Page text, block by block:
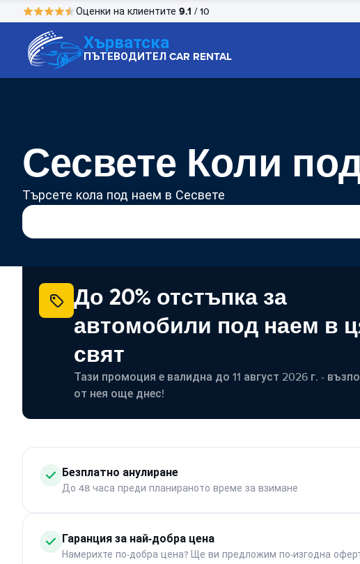
Оценки на клиентите 9.1 / 10
Хърватска
ПЪТЕВОДИТЕЛ CAR RENTAL
Сесвете Коли
Търсете кола под наем в Сесвете
До 20% отстъпка за
автомобили под наем в
свят
Тази промоция е валидна до 11 август 2026 г. -
от нея още днес!
Безплатно анулиране
До 48 часа преди планираното време за взимане
Гаранция за най-добра цена
Намерихте по-добра цена? Ще ви предложим по-изгодна